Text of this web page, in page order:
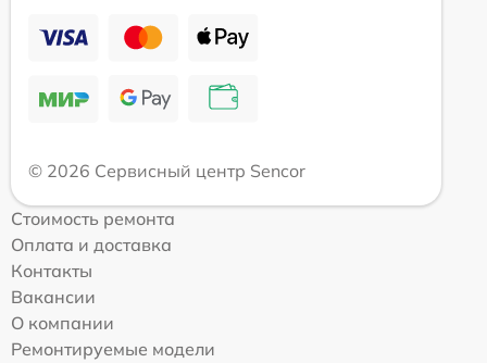
© 2026 Сервисный центр Sencor
Стоимость ремонта
Оплата и доставка
Контакты
Вакансии
О компании
Ремонтируемые модели